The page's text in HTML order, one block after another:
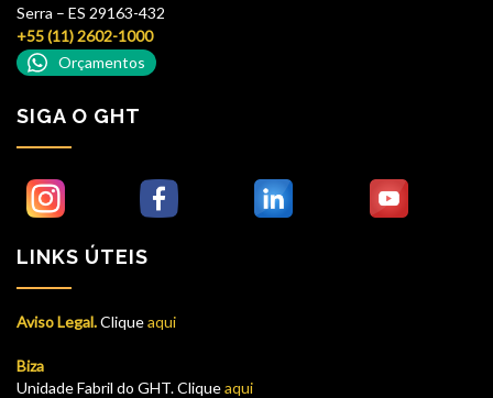
Serra – ES 29163-432
+55 (11) 2602-1000
Orçamentos
SIGA O GHT
LINKS ÚTEIS
Aviso Legal.Cliqueaqui
Biza
Unidade Fabril do GHT. Cliqueaqui